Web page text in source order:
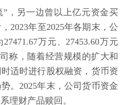
”，另一边曾以上亿元资金买
2023年至2025年各期末，公
万元、27453.60万元
称，随着经营规模的扩大和
适时进行股权融资，货币资
。2025年末，公司货币资金
理财产品赎回。